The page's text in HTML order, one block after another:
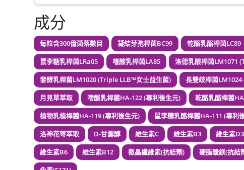
草姬 益菌之白潤
HKD$99
草姬 調經緊緻寶(27年2月到期)
此商品最多可加購1件
HKD$169
HKD$369
男補精力丸5:1 (到期日2028年1月)
此商品最多可加購1件
HKD$169
HKD$449
成分
每粒含300億菌落數目 凝結芽孢桿菌BC99 乾酪乳酪桿菌LC89
鼠李糖乳桿菌LRa05
嗜酸乳桿菌LA85
洛德乳酸桿菌LM1071
發酵乳桿菌LM1020 (Triple LLB™女士益生菌)
長雙歧桿菌
月見草萃取
嗜酸乳桿菌HA-122 (專利後生元)
乾酪乳酪桿菌
植物乳植桿菌HA-119 (專利後生元)
鼠李糖乳酪桿菌HA-111 (專利
洛神花萼萃取
D-甘露醇 維生素C 維生素B3 維生素D3
維生素B6
維生素B12 微晶纖維素(抗結劑) 硬脂酸鎂(抗結